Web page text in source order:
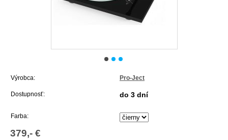
Výrobca: Pro-Ject
Dostupnosť: do 3 dní
Farba:
379,- €